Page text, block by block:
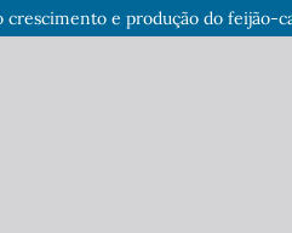
e produção do feijão-